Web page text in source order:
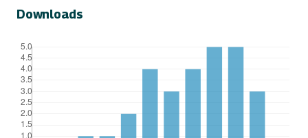
Downloads